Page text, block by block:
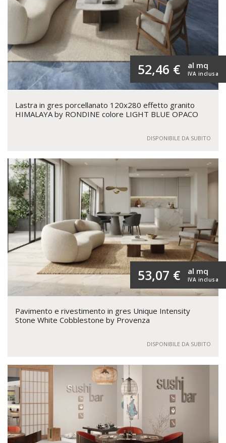
52,46 € IVA inclusa
al mq
Lastra in gres porcellanato 120x280 effetto granito
HIMALAYA by RONDINE colore LIGHT BLUE OPACO
DISPONIBILE DA SUBITO
53,07 € IVA inclusa
al mq
Pavimento e rivestimento in gres Unique Intensity
Stone White Cobblestone by Provenza
DISPONIBILE DA SUBITO